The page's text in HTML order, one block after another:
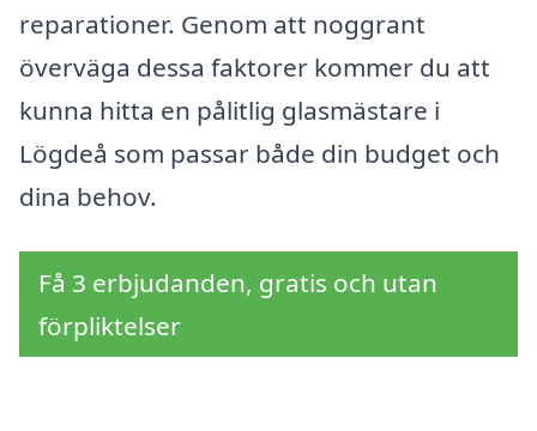
reparationer. Genom att noggrant
överväga dessa faktorer kommer du att
kunna hitta en pålitlig glasmästare i
Lögdeå som passar både din budget och
dina behov.
Få 3 erbjudanden, gratis och utan
förpliktelser